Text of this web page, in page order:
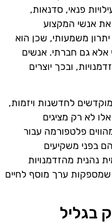
פנאי, סדנאות,
את אנשי המקצוע
משמעותי, שכן הוא
גם חברתי. אנשים
ובכך יוצרים
לחדשנות ויזמות,
לא רק מציגים
פלטפורמה עבור
בפני משקיעים
נהנית מהזדמנויות
שמספקות ערך מוסף לחיים
בגליל